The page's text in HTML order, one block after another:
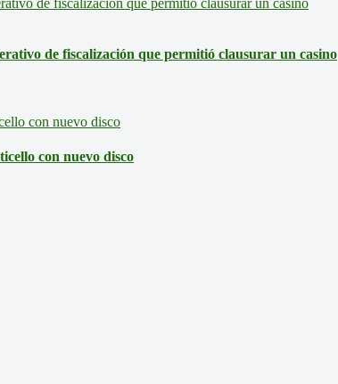
de fiscalización que permitió clausurar un casino
con nuevo disco